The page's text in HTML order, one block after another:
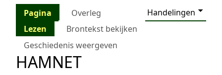
Pagina Overleg
Handelingen
Lezen
Brontekst bekijken
Geschiedenis weergeven
HAMNET